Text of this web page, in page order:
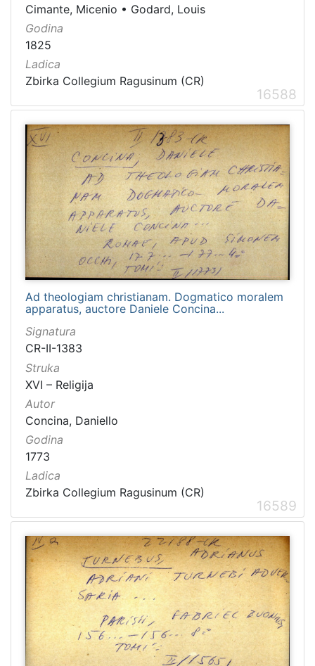
Cimante, Micenio • Godard, Louis
Godina
1825
Ladica
Zbirka Collegium Ragusinum (CR)
16588
Ad theologiam christianam. Dogmatico moralem
apparatus, auctore Daniele Concina...
Signatura
CR-II-1383
Struka
XVI – Religija
Autor
Concina, Daniello
Godina
1773
Ladica
Zbirka Collegium Ragusinum (CR)
16589